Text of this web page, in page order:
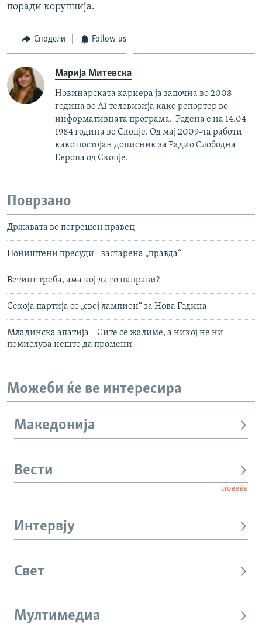
поради корупција.
Сподели Follow us
Марија Митевска
Новинарската кариера ја започна во 2008
година во А1 телевизија како репортер во
информативната програма. Родена е на 14.04
1984 година во Скопје. Од мај 2009-та работи
како постојан дописник за Радио Слободна
Европа од Скопје.
Поврзано
Државата во погрешен правец
Поништени пресуди - застарена „правда“
Ветинг треба, ама кој да го направи?
Секоја партија со „свој лампион“ за Нова Година
Младинска апатија – Сите се жалиме, а никој не ни
помислува нешто да промени
Можеби ќе ве интересира
Македонија
Вести
повеќе
Интервју
Свет
Мултимедиа